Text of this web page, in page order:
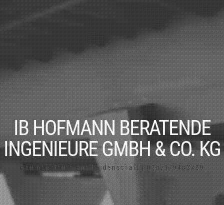
IB HOFMANN BERATENDE
INGENIEURE GMBH & CO. KG
Bauingenieure aus Leidenschaft | 09571/9489789